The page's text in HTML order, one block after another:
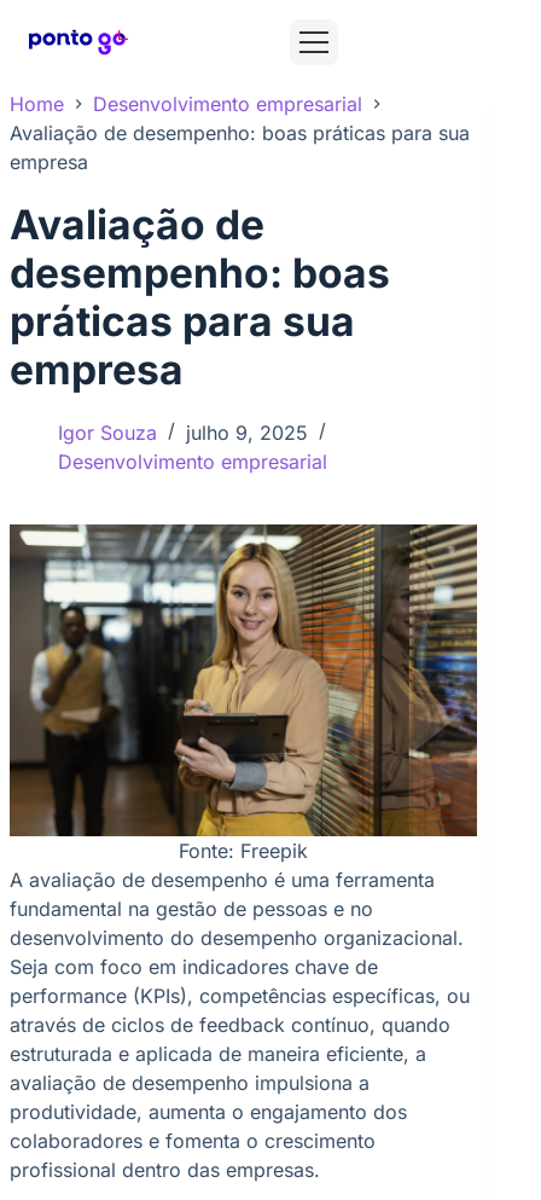
Home
Desenvolvimento empresarial
Avaliação de desempenho: boas práticas para sua
empresa
Avaliação de
desempenho: boas
práticas para sua
empresa
Igor Souza
julho 9, 2025
Desenvolvimento empresarial
Fonte: Freepik
A avaliação de desempenho é uma ferramenta
fundamental na gestão de pessoas e no
desenvolvimento do desempenho organizacional.
Seja com foco em indicadores chave de
performance (KPIs), competências específicas, ou
através de ciclos de feedback contínuo, quando
estruturada e aplicada de maneira eficiente, a
avaliação de desempenho impulsiona a
produtividade, aumenta o engajamento dos
colaboradores e fomenta o crescimento
profissional dentro das empresas.